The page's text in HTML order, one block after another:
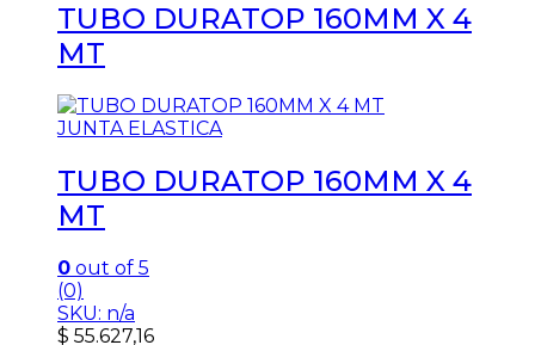
TUBO DURATOP 160MM X 4
MT
JUNTA ELASTICA
TUBO DURATOP 160MM X 4
MT
0 out of 5
(0)
SKU: n/a
$ 55.627,16